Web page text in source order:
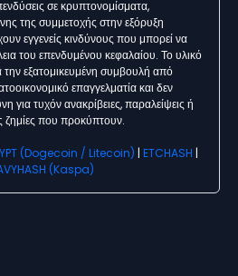
σε κρυπτονομίσματα,
της συμμετοχής στην εξόρυξη
εγγενείς κινδύνους που μπορεί να
του επενδυμένου κεφαλαίου. Το υλικό
εξατομικευμένη συμβουλή από
επαγγελματία και δεν
για τυχόν ανακρίβειες, παραλείψεις ή
ζημίες που προκύπτουν.
(Dogecoin / Litecoin) | ETCHASH |
(Kaspa)